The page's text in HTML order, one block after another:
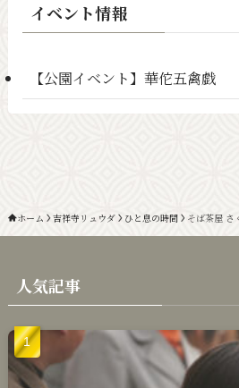
イベント情報
【公園イベント】華佗五禽戯
ホーム 吉祥寺リュウダ ひと息の時間 そば茶屋 さ
人気記事